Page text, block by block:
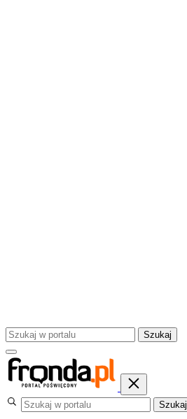
Szukaj
Szukaj